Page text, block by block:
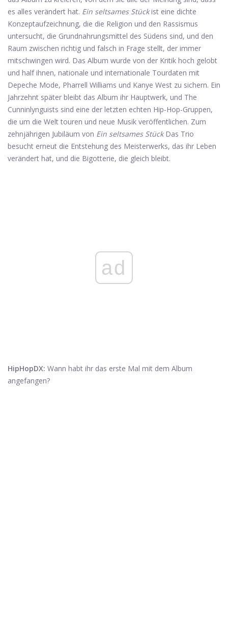
es alles verändert hat. Ein seltsames Stückist eine dichte
Konzeptaufzeichnung, die die Religion und den Rassismus
untersucht, die Grundnahrungsmittel des Südens sind, und den
Raum zwischen richtig und falsch in Frage stellt, der immer
mitschwingen wird. Das Album wurde von der Kritik hoch gelobt
und half ihnen, nationale und internationale Tourdaten mit
Depeche Mode, Pharrell Williams und Kanye West zu sichern. Ein
Jahrzehnt später bleibt das Album ihr Hauptwerk, und The
Cunninlynguists sind eine der letzten echten Hip-Hop-Gruppen,
die um die Welt touren und neue Musik veröffentlichen. Zum
zehnjährigen Jubiläum von Ein seltsames StückDas Trio
besucht erneut die Entstehung des Meisterwerks, das ihr Leben
verändert hat, und die Bigotterie, die gleich bleibt.
ad
HipHopDX: Wann habt ihr das erste Mal mit dem Album
angefangen?